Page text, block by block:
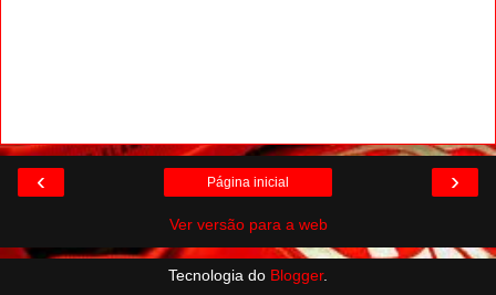
‹ ›
Página inicial
Ver versão para a web
Tecnologia do Blogger.